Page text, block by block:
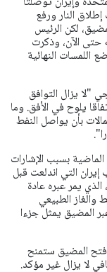
النار ورفع
لكن الرئيس
حتى الآن، وذكرت
اللمسات النهائية
"لا يزال التوافق
يلوح في الأفق. وما
بأن يواصل النفط
بسبب الإشارات
التي اندلعت قبل
يمر عبره عادة
والغاز الطبيعي
المضيق يمثل جزءا
المضيق ستمنح
لا يزال غير مؤكد.